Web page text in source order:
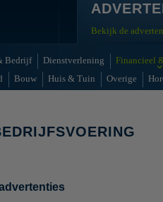
Bekijk de
Bedrijf Dienstverlening
Financieel
Bouw Huis & Tuin Overige